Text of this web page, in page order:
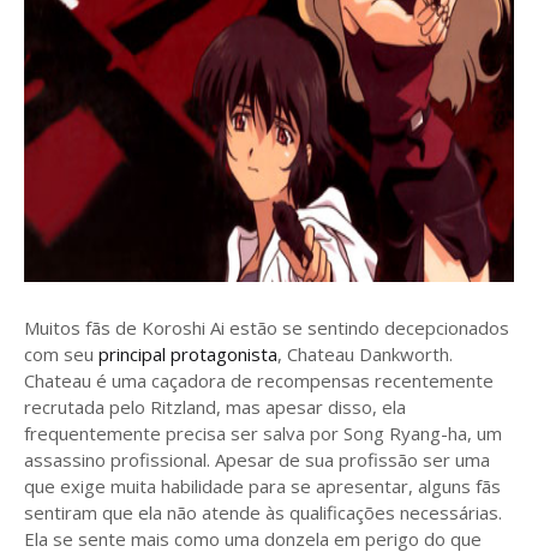
Muitos fãs de Koroshi Ai estão se sentindo decepcionados
com seu principal protagonista, Chateau Dankworth.
Chateau é uma caçadora de recompensas recentemente
recrutada pelo Ritzland, mas apesar disso, ela
frequentemente precisa ser salva por Song Ryang-ha, um
assassino profissional. Apesar de sua profissão ser uma
que exige muita habilidade para se apresentar, alguns fãs
sentiram que ela não atende às qualificações necessárias.
Ela se sente mais como uma donzela em perigo do que